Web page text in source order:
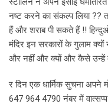
नष्ट करने का संकल्प लिया ??
हैं और शराब पी सकते हैं !!
मंदिर इन सरकारों के गुलाम
और नहीं और क्यों और कैसे उन्हें
र दिन एक धार्मिक सुचना अपने
647 964 4790 नंबर में